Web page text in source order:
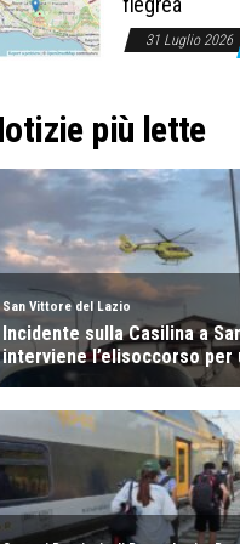
31 Luglio 2026
più lette